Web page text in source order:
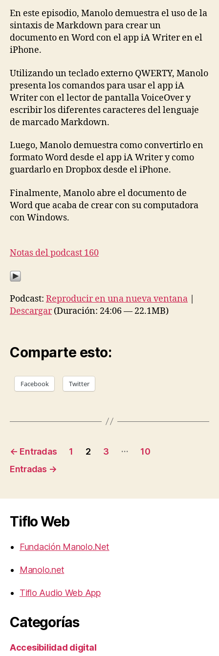
entrada
entrada
En este episodio, Manolo demuestra el uso de la
sintaxis de Markdown para crear un
documento en Word con el app iA Writer en el
iPhone.
Utilizando un teclado externo QWERTY, Manolo
presenta los comandos para usar el app iA
Writer con el lector de pantalla VoiceOver y
escribir los diferentes caracteres del lenguaje
de marcado Markdown.
Luego, Manolo demuestra como convertirlo en
formato Word desde el app iA Writer y como
guardarlo en Dropbox desde el iPhone.
Finalmente, Manolo abre el documento de
Word que acaba de crear con su computadora
con Windows.
Notas del podcast 160
Podcast: Reproducir en una nueva ventana
Descargar(Duración: 24:06 — 22.1MB)
Comparte esto:
Facebook Twitter
Paginación
de
← Entradas 1 2 3 …
10
Entradas →
Tiflo Web
Fundación Manolo.Net
Manolo.net
Tiflo Audio Web App
Categorías
Accesibilidad digital